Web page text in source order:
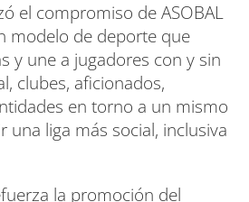
el compromiso de ASOBAL
modelo de deporte que
y une a jugadores con y sin
clubes, aficionados,
en torno a un mismo
liga más social, inclusiva
la promoción del